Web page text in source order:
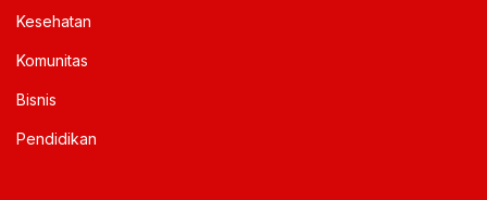
Kesehatan
Komunitas
Bisnis
Pendidikan